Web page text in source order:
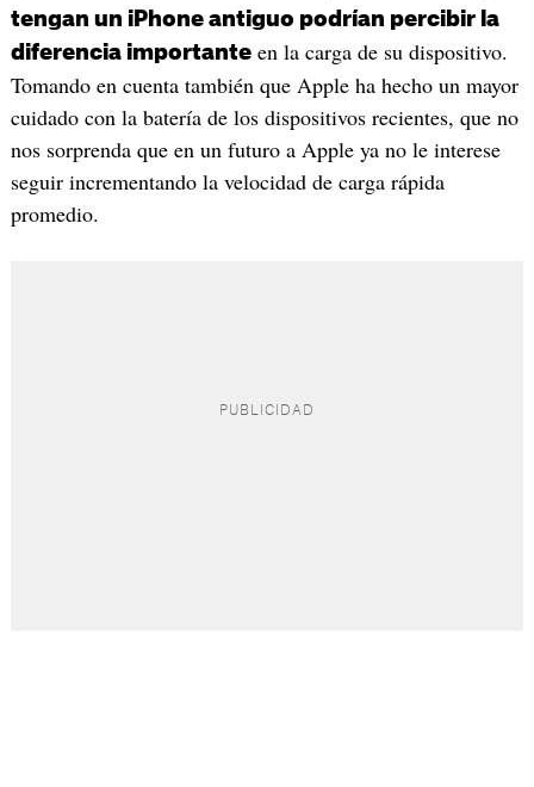
tengan un iPhone antiguo podrían percibir la
diferencia importanteen la carga de su dispositivo.
Tomando en cuenta también que Apple ha hecho un mayor
cuidado con la batería de los dispositivos recientes, que no
nos sorprenda que en un futuro a Apple ya no le interese
seguir incrementando la velocidad de carga rápida
promedio.